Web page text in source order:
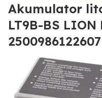
Akumulator
LT9B-BS LION
2500986122607